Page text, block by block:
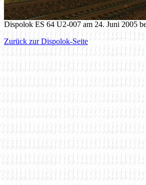
Dispolok ES 64 U2-007 am 24. Juni 2005
Zurück zur Dispolok-Seite